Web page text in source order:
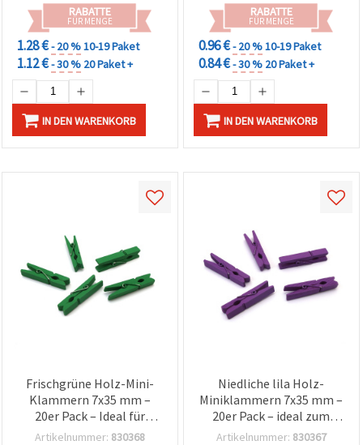
RABATTE
FÜR MENGE
1.28 €- 20 %10-19 Paket
1.12 €- 30 % 20 Paket +
IN DEN WARENKORB
RABATTE
FÜR MENGE
0.96 €- 20 %10-19 Paket
0.84 €- 30 % 20 Paket +
IN DEN WARENKORB
Frischgrüne Holz-Mini-
Klammern 7x35 mm –
20er Pack – Ideal für
Bastelarbeiten,
Artikelnummer: 830368
Niedliche lila Holz-
Miniklammern 7x35 mm –
20er Pack – ideal zum
Basteln, Foto-Display &
Artikelnummer: 830367